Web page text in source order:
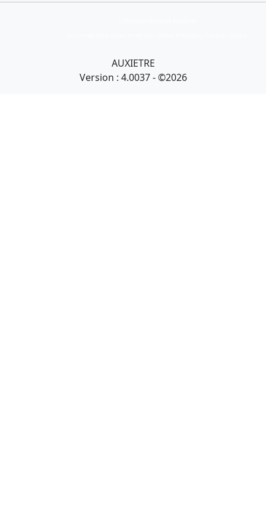
AUXIETRE
Version : 4.0037 - ©2026